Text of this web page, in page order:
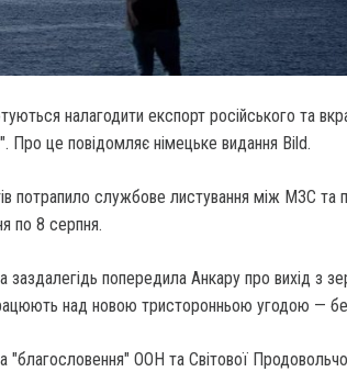
налагодити експорт російського та
Про це повідомляє німецьке видання Bild.
потрапило службове листування між МЗС та
по 8 серпня.
заздалегідь попередила Анкару про вихід з
над новою тристоронньою угодою —
"благословення" ООН та Світової